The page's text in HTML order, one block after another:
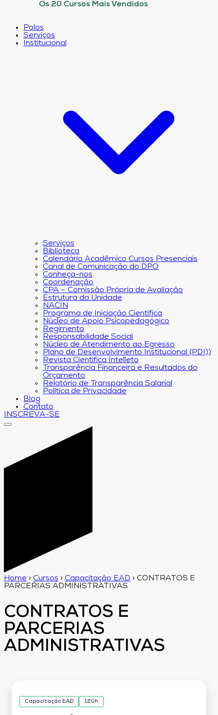
Os 20 Cursos Mais Vendidos
Polos
Serviços
Institucional
Serviços
Biblioteca
Calendário Acadêmico Cursos Presenciais
Canal de Comunicação do DPO
Conheça-nos
Coordenação
CPA – Comissão Própria de Avaliação
Estrutura da Unidade
NACIN
Programa de Iniciação Científica
Núcleo de Apoio Psicopedagógico
Regimento
Responsabilidade Social
Núcleo de Atendimento ao Egresso
Plano de Desenvolvimento Institucional (PDI))
Revista Científica Intelleto
Transparência Financeira e Resultados do
Orçamento
Relatório de Transparência Salarial
Política de Privacidade
Blog
Contato
INSCREVA-SE
Home › Cursos › Capacitação EAD › CONTRATOS E
PARCERIAS ADMINISTRATIVAS
CONTRATOS E
PARCERIAS
ADMINISTRATIVAS
Capacitação EAD 120h